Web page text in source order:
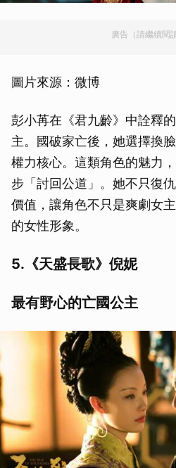
廣告（請繼續閱
圖片來源：微博
彭小苒在《君九齡》中詮釋
主。國破家亡後，她選擇換
權力核心。這類角色的魅力
步「討回公道」。她不只復
價值，讓角色不只是爽劇女
的女性形象。
5.《天盛長歌》倪妮
最有野心的亡國公主